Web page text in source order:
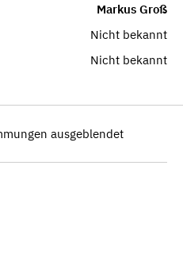
Markus Groß
Nicht bekannt
Nicht bekannt
ausgeblendet